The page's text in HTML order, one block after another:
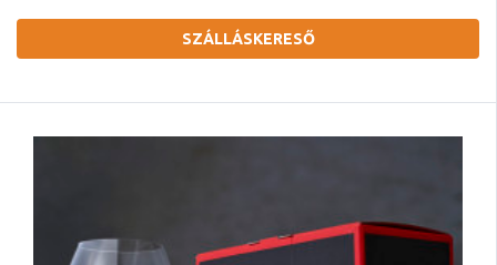
SZÁLLÁSKERESŐ